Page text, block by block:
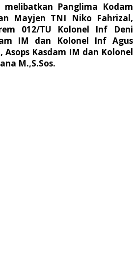
melibatkan Panglima Kodam
Mayjen TNI Niko Fahrizal,
012/TU Kolonel Inf Deni
IM dan Kolonel Inf Agus
Asops Kasdam IM dan Kolonel
M.,S.Sos.